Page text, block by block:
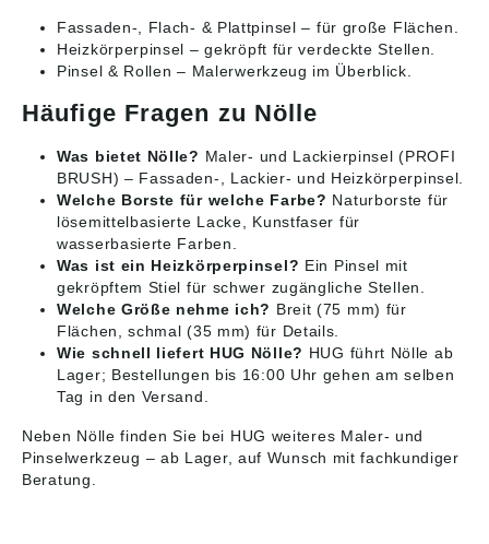
Fassaden-, Flach- & Plattpinsel – für große Flächen.
Heizkörperpinsel – gekröpft für verdeckte Stellen.
Pinsel & Rollen – Malerwerkzeug im Überblick.
Häufige Fragen zu Nölle
Was bietet Nölle? Maler- und Lackierpinsel (PROFI
BRUSH) – Fassaden-, Lackier- und Heizkörperpinsel.
Welche Borste für welche Farbe? Naturborste für
lösemittelbasierte Lacke, Kunstfaser für
wasserbasierte Farben.
Was ist ein Heizkörperpinsel? Ein Pinsel mit
gekröpftem Stiel für schwer zugängliche Stellen.
Welche Größe nehme ich? Breit (75 mm) für
Flächen, schmal (35 mm) für Details.
Wie schnell liefert HUG Nölle? HUG führt Nölle ab
Lager; Bestellungen bis 16:00 Uhr gehen am selben
Tag in den Versand.
Neben Nölle finden Sie bei HUG weiteres Maler- und
Pinselwerkzeug – ab Lager, auf Wunsch mit fachkundiger
Beratung.